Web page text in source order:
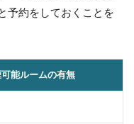
予約をしておくことを
能ルームの有無